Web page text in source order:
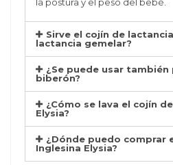
la postura y el peso del bebé.
Sirve el cojín de
lactancia gemelar?
¿Se puede usar también
biberón?
¿Cómo se lava el cojín
Elysia?
¿Dónde puedo comprar
Inglesina Elysia?